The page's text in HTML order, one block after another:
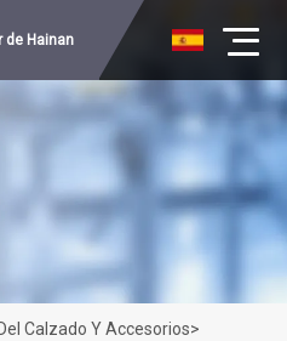
de Hainan
Calzado Y Accesorios>